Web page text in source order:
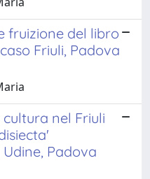
fruizione del libro
Friuli, Padova
cultura nel Friuli
Padova